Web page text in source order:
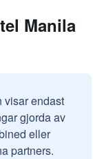
Manila
visar endast
gjorda av
eller
partners.